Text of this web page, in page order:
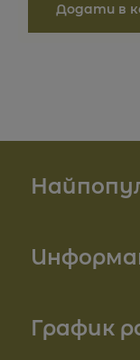
График
Для волос